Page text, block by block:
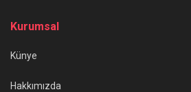
Kurumsal
Künye
Hakkımızda